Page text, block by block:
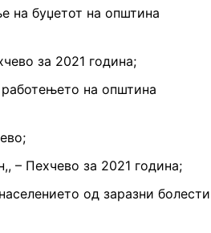
на буџетот на општина
за 2021 година;
на општина
– Пехчево за 2021 година;
од заразни болести